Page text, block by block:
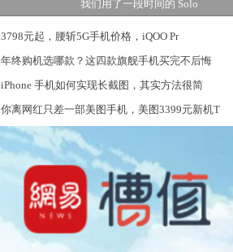
我们用了一段时间的 Solo
3798元起，腰斩5G手机价格，iQOO Pr
年终购机选哪款？这四款旗舰手机买完不后悔
iPhone 手机如何实现长截图，其实方法很简
你离网红只差一部美图手机，美图3399元新机T